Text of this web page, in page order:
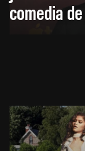
comedia